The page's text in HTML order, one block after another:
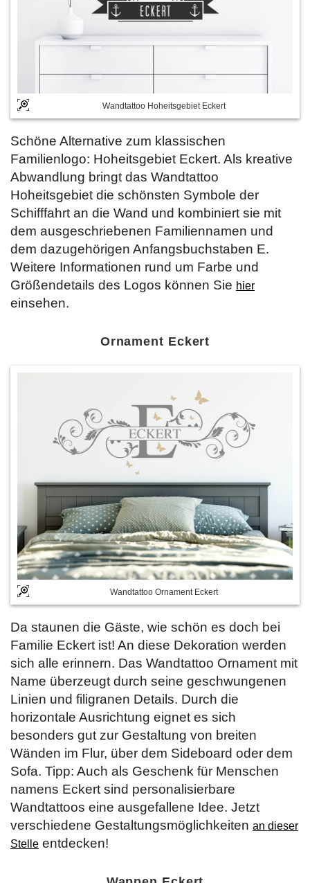
Wandtattoo Hoheitsgebiet Eckert
Schöne Alternative zum klassischen
Familienlogo: Hoheitsgebiet Eckert. Als kreative
Abwandlung bringt das Wandtattoo
Hoheitsgebiet die schönsten Symbole der
Schifffahrt an die Wand und kombiniert sie mit
dem ausgeschriebenen Familiennamen und
dem dazugehörigen Anfangsbuchstaben E.
Weitere Informationen rund um Farbe und
Größendetails des Logos können Sie hier
einsehen.
Ornament Eckert
Wandtattoo Ornament Eckert
Da staunen die Gäste, wie schön es doch bei
Familie Eckert ist! An diese Dekoration werden
sich alle erinnern. Das Wandtattoo Ornament mit
Name überzeugt durch seine geschwungenen
Linien und filigranen Details. Durch die
horizontale Ausrichtung eignet es sich
besonders gut zur Gestaltung von breiten
Wänden im Flur, über dem Sideboard oder dem
Sofa. Tipp: Auch als Geschenk für Menschen
namens Eckert sind personalisierbare
Wandtattoos eine ausgefallene Idee. Jetzt
verschiedene Gestaltungsmöglichkeiten an dieser
Stelle entdecken!